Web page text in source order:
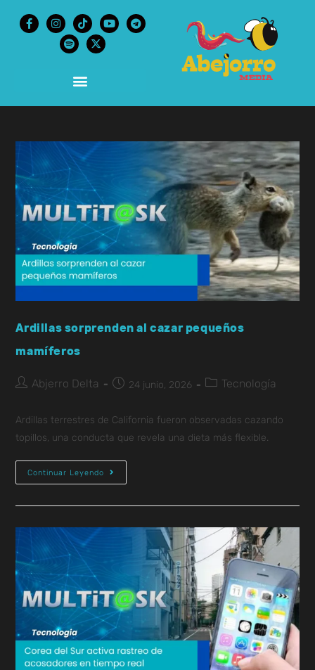
Ardillas sorprenden al cazar pequeños
mamíferos
Abjerro Delta 24 junio, 2026 Tecnología
Ardillas terrestres de California fueron observadas cazando
topillos, una conducta que revela una dieta más flexible.
Continuar Leyendo